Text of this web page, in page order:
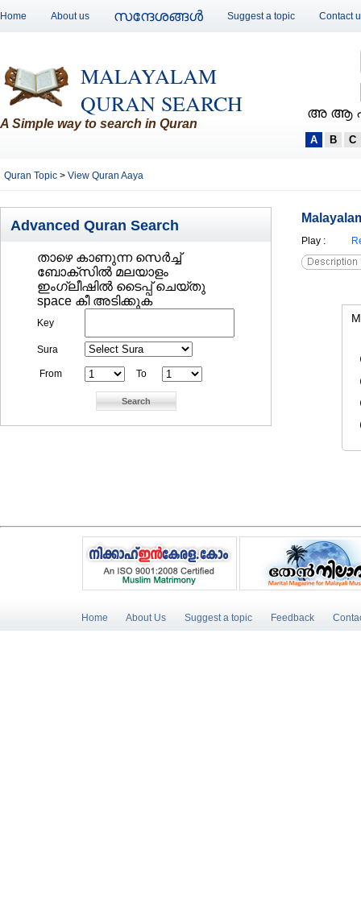
Home About us സന്ദേശങ്ങള്‍ Suggest a topic Contact
MALAYALAM
QURAN SEARCH
A Simple way to search in Quran
അ ആ
A B C
Quran Topic > View Quran Aaya
Advanced Quran Search
താഴെ കാണുന്ന സെര്‍ച്ച്‌
ബോക്സില്‍ മലയാളം
ഇംഗ്ലീഷില്‍ ടൈപ്പ് ചെയ്തു
space കീ അടിക്കുക
Key
Sura
From To
Play :
Home About Us Suggest a topic Feedback